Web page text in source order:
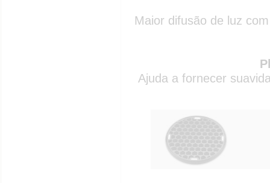
Maior difusão de luz
Ajuda a fornecer